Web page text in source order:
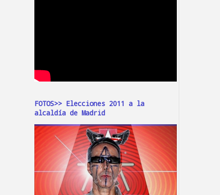
FOTOS>> Elecciones 2011 a la
alcaldía de Madrid